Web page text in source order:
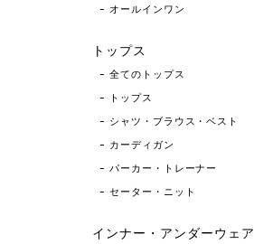
オールインワン
トップス
全てのトップス
トップス
シャツ・ブラウス・ベスト
カーディガン
パーカー・トレーナー
セーター・ニット
インナー・アンダーウェア